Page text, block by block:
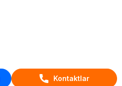
Kontaktlar